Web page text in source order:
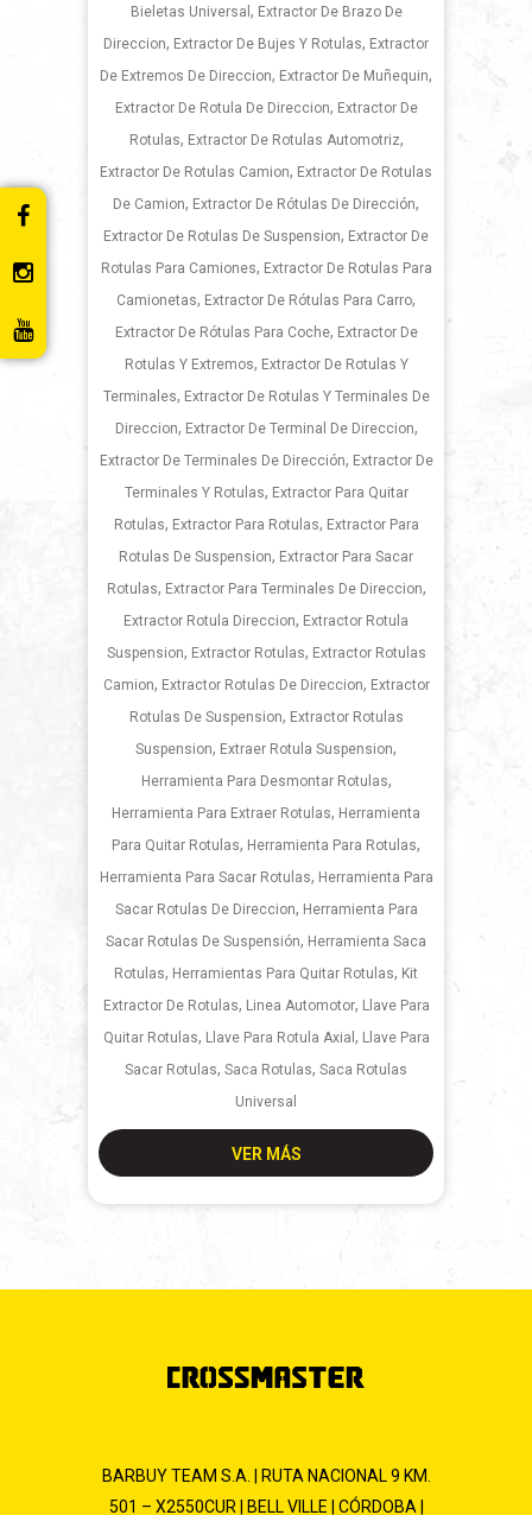
Bieletas Universal , Extractor De Brazo De
Direccion, Extractor De Bujes Y Rotulas, Extractor
De Extremos De Direccion, Extractor De Muñequin,
Extractor De Rotula De Direccion, Extractor De
Rotulas, Extractor De Rotulas Automotriz,
Extractor De Rotulas Camion, Extractor De Rotulas
De Camion, Extractor De Rótulas De Dirección,
Extractor De Rotulas De Suspension, Extractor De
Rotulas Para Camiones, Extractor De Rotulas Para
Camionetas, Extractor De Rótulas Para Carro,
Extractor De Rótulas Para Coche, Extractor De
Rotulas Y Extremos, Extractor De Rotulas Y
Terminales, Extractor De Rotulas Y Terminales De
Direccion, Extractor De Terminal De Direccion,
Extractor De Terminales De Dirección, Extractor De
Terminales Y Rotulas, Extractor Para Quitar
Rotulas, Extractor Para Rotulas, Extractor Para
Rotulas De Suspension, Extractor Para Sacar
Rotulas, Extractor Para Terminales De Direccion,
Extractor Rotula Direccion, Extractor Rotula
Suspension, Extractor Rotulas, Extractor Rotulas
Camion, Extractor Rotulas De Direccion, Extractor
Rotulas De Suspension, Extractor Rotulas
Suspension, Extraer Rotula Suspension,
Herramienta Para Desmontar Rotulas,
Herramienta Para Extraer Rotulas, Herramienta
Para Quitar Rotulas, Herramienta Para Rotulas,
Herramienta Para Sacar Rotulas, Herramienta Para
Sacar Rotulas De Direccion, Herramienta Para
Sacar Rotulas De Suspensión, Herramienta Saca
Rotulas, Herramientas Para Quitar Rotulas, Kit
Extractor De Rotulas, Linea Automotor, Llave Para
Quitar Rotulas, Llave Para Rotula Axial , Llave Para
Sacar Rotulas, Saca Rotulas, Saca Rotulas
Universal
VER MÁS
BARBUY TEAM S.A. | RUTA NACIONAL 9 KM.
501 – X2550CUR | BELL VILLE | CÓRDOBA |